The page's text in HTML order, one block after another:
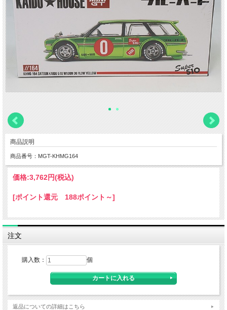
商品説明
商品番号：MGT-KHMG164
価格:3,762円(税込)
[ポイント還元 188ポイント～]
注文
購入数： 個
返品についての詳細はこちら